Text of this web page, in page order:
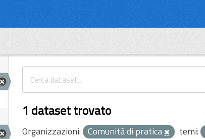
1 dataset trovato
Organizzazioni: Comunità di pratica temi: